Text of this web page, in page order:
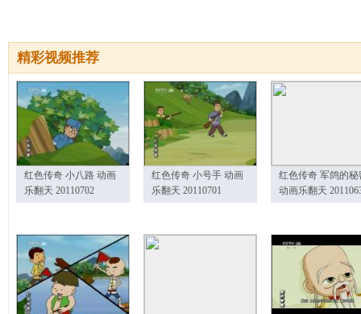
精彩视频推荐
红色传奇 小八路 动画
乐翻天 20110702
红色传奇 小号手 动画
乐翻天 20110701
红色传奇 军鸽的秘
动画乐翻天